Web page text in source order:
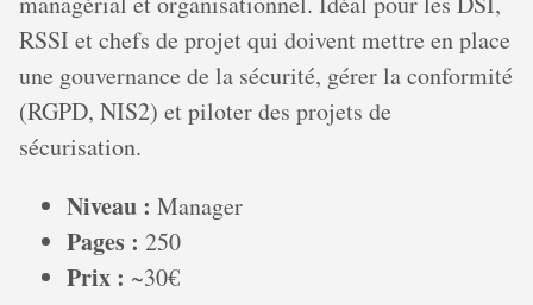
RSSI et chefs de projet qui doivent mettre en place
une gouvernance de la sécurité, gérer la conformité
(RGPD, NIS2) et piloter des projets de
sécurisation.
Niveau : Manager
Pages : 250
Prix : ~30€